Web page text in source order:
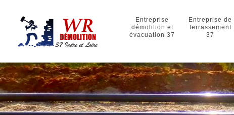
Entreprise
démolition et
évacuation 37
Entreprise de
terrassement
37